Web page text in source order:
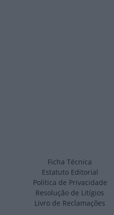
Ficha Técnica
Estatuto Editorial
Política de Privacidade
Resolução de Litígios
Livro de Reclamações